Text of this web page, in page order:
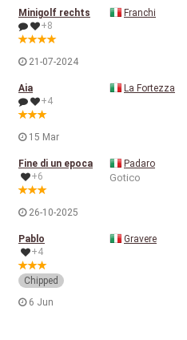
Minigolf rechts
+8
21-07-2024
Franchi
Aia
+4
15 Mar
La Fortezza
Fine di un epoca
+6
26-10-2025
Padaro
Gotico
Pablo
+4
Chipped
6 Jun
Gravere